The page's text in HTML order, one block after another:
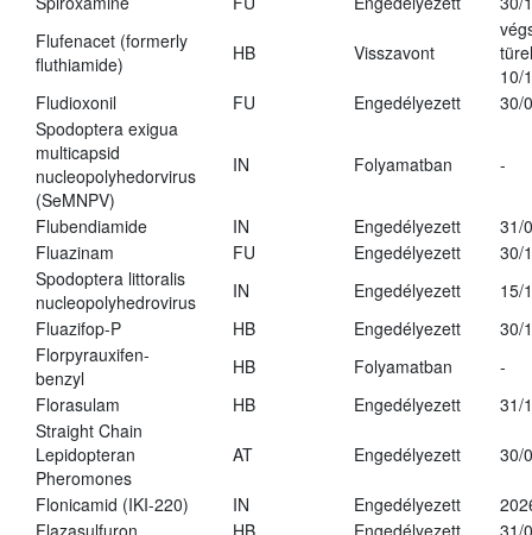
Flufenacet (formerly
fluthiamide)
HB Visszavont
10/
Fludioxonil
FU Engedélyezett
30/
Spodoptera exigua
multicapsid
nucleopolyhedorvirus
(SeMNPV)
IN Folyamatban -
Flubendiamide IN Engedélyezett
31/
Fluazinam
FU Engedélyezett
30/
Spodoptera littoralis
nucleopolyhedrovirus
IN Engedélyezett
15/
Fluazifop-P
HB Engedélyezett
30/
Florpyrauxifen-
benzyl
HB Folyamatban
-
Florasulam
HB Engedélyezett
31/
Straight Chain
Lepidopteran
Pheromones
AT Engedélyezett 30/
Flonicamid (IKI-220) IN Engedélyezett